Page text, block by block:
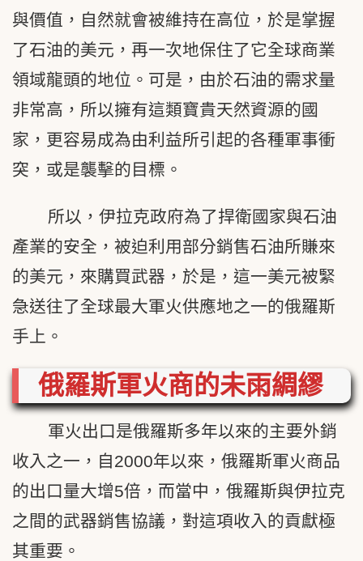
與價值，自然就會被維持在高位，於是掌握
了石油的美元，再一次地保住了它全球商業
領域龍頭的地位。可是，由於石油的需求量
非常高，所以擁有這類寶貴天然資源的國
家，更容易成為由利益所引起的各種軍事衝
突，或是襲擊的目標。
所以，伊拉克政府為了捍衛國家與石油
產業的安全，被迫利用部分銷售石油所賺來
的美元，來購買武器，於是，這一美元被緊
急送往了全球最大軍火供應地之一的俄羅斯
手上。
俄羅斯軍火商的未雨綢繆
軍火出口是俄羅斯多年以來的主要外銷
收入之一，自2000年以來，俄羅斯軍火商品
的出口量大增5倍，而當中，俄羅斯與伊拉克
之間的武器銷售協議，對這項收入的貢獻極
其重要。